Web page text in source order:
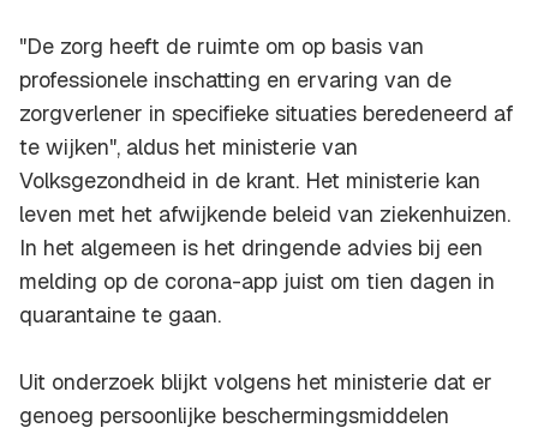
"De zorg heeft de ruimte om op basis van
professionele inschatting en ervaring van de
zorgverlener in specifieke situaties beredeneerd af
te wijken", aldus het ministerie van
Volksgezondheid in de krant. Het ministerie kan
leven met het afwijkende beleid van ziekenhuizen.
In het algemeen is het dringende advies bij een
melding op de corona-app juist om tien dagen in
quarantaine te gaan.
Uit onderzoek blijkt volgens het ministerie dat er
genoeg persoonlijke beschermingsmiddelen